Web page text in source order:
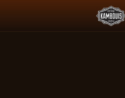
ET LE PADDOCK JAPONAIS